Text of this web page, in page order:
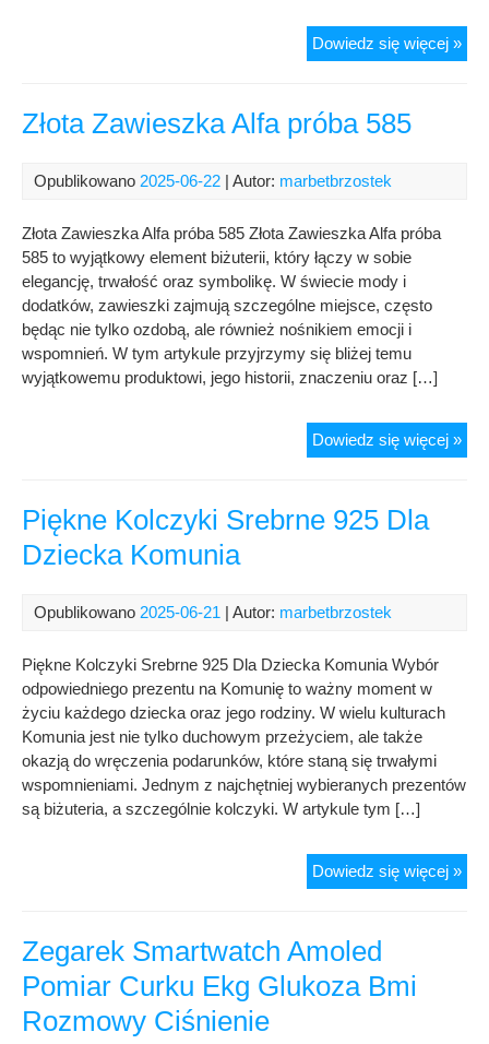
Dowiedz się więcej »
Złota Zawieszka Alfa próba 585
Opublikowano 2025-06-22 | Autor: marbetbrzostek
Złota Zawieszka Alfa próba 585 Złota Zawieszka Alfa próba
585 to wyjątkowy element biżuterii, który łączy w sobie
elegancję, trwałość oraz symbolikę. W świecie mody i
dodatków, zawieszki zajmują szczególne miejsce, często
będąc nie tylko ozdobą, ale również nośnikiem emocji i
wspomnień. W tym artykule przyjrzymy się bliżej temu
wyjątkowemu produktowi, jego historii, znaczeniu oraz […]
Dowiedz się więcej »
Piękne Kolczyki Srebrne 925 Dla
Dziecka Komunia
Opublikowano 2025-06-21 | Autor: marbetbrzostek
Piękne Kolczyki Srebrne 925 Dla Dziecka Komunia Wybór
odpowiedniego prezentu na Komunię to ważny moment w
życiu każdego dziecka oraz jego rodziny. W wielu kulturach
Komunia jest nie tylko duchowym przeżyciem, ale także
okazją do wręczenia podarunków, które staną się trwałymi
wspomnieniami. Jednym z najchętniej wybieranych prezentów
są biżuteria, a szczególnie kolczyki. W artykule tym […]
Dowiedz się więcej »
Zegarek Smartwatch Amoled
Pomiar Curku Ekg Glukoza Bmi
Rozmowy Ciśnienie